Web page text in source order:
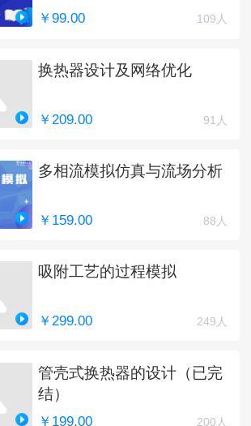
￥99.00 109人
换热器设计及网络优化
￥209.00 91人
多相流模拟仿真与流场分析
￥159.00 88人
吸附工艺的过程模拟
￥299.00 249人
管壳式换热器的设计（已完
结）
￥199.00 200人